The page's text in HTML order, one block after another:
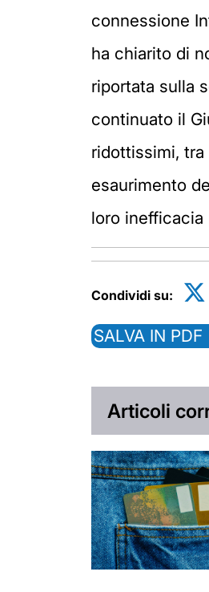
connessione
ha chiarito di
riportata sulla
continuato il
ridottissimi,
esaurimento
loro
Condividi su:
SALVA IN PDF
Articoli